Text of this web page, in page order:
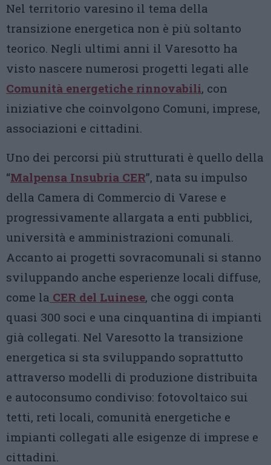
Nel territorio varesino il tema della
transizione energetica non è più soltanto
teorico. Negli ultimi anni il Varesotto ha
visto nascere numerosi progetti legati alle
Comunità energetiche rinnovabili, con
iniziative che coinvolgono Comuni, imprese,
associazioni e cittadini.
Uno dei percorsi più strutturati è quello della
“Malpensa Insubria CER”, nata su impulso
della Camera di Commercio di Varese e
progressivamente allargata a enti pubblici,
università e amministrazioni comunali.
Accanto ai progetti sovracomunali si stanno
sviluppando anche esperienze locali diffuse,
come la CER del Luinese, che oggi conta
quasi 300 soci e una cinquantina di impianti
già collegati. Nel Varesotto la transizione
energetica si sta sviluppando soprattutto
attraverso modelli di produzione distribuita
e autoconsumo condiviso: fotovoltaico sui
tetti, reti locali, comunità energetiche e
impianti collegati alle esigenze di imprese e
cittadini.